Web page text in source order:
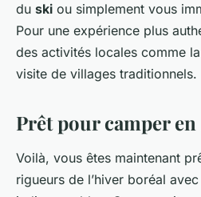
du ski ou simplement vous
Pour une expérience plus
des activités locales comme
visite de villages traditionnels.
Prêt pour camper
Voilà, vous êtes maintenant
rigueurs de l’hiver boréal